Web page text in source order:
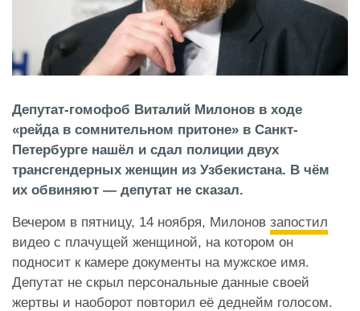
Депутат-гомофоб Виталий Милонов в ходе
«рейда в сомнительном притоне» в Санкт-
Петербурге нашёл и сдал полиции двух
трансгендерных женщин из Узбекистана. В чём
их обвиняют — депутат не сказал.
Вечером в пятницу, 14 ноября, Милонов запостил
видео с плачущей женщиной, на котором он
подносит к камере документы на мужское имя.
Депутат не скрыл персональные данные своей
жертвы и наоборот повторил её деднейм голосом.